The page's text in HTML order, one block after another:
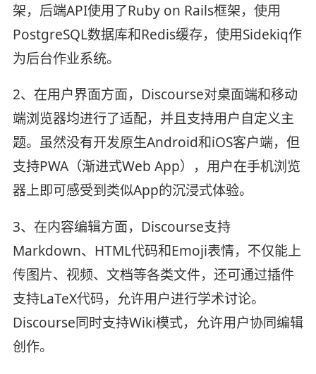
架，后端API使用了Ruby on Rails框架，使用
PostgreSQL数据库和Redis缓存，使用Sidekiq作
为后台作业系统。
2、在用户界面方面，Discourse对桌面端和移动
端浏览器均进行了适配，并且支持用户自定义主
题。虽然没有开发原生Android和iOS客户端，但
支持PWA（渐进式Web App），用户在手机浏览
器上即可感受到类似App的沉浸式体验。
3、在内容编辑方面，Discourse支持
Markdown、HTML代码和Emoji表情，不仅能上
传图片、视频、文档等各类文件，还可通过插件
支持LaTeX代码，允许用户进行学术讨论。
Discourse同时支持Wiki模式，允许用户协同编辑
创作。